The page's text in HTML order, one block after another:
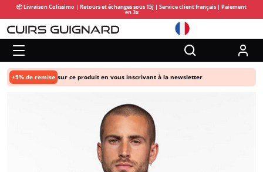
📦 Livraison Colissimo | Retours et échanges sous 15j | Service client français | Paiement
en 3x
+5% de remise sur ce produit en vous inscrivant à la newsletter